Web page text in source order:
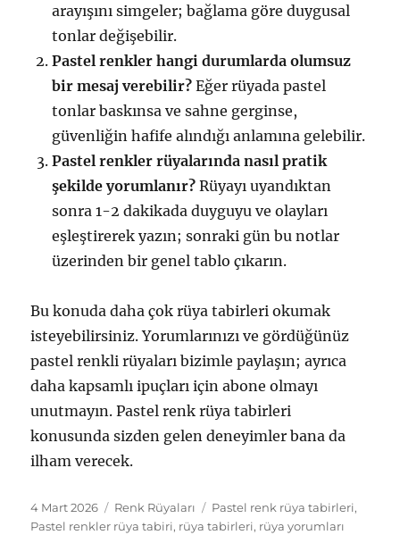
arayışını simgeler; bağlama göre duygusal
tonlar değişebilir.
Pastel renkler hangi durumlarda olumsuz
bir mesaj verebilir? Eğer rüyada pastel
tonlar baskınsa ve sahne gerginse,
güvenliğin hafife alındığı anlamına gelebilir.
Pastel renkler rüyalarında nasıl pratik
şekilde yorumlanır? Rüyayı uyandıktan
sonra 1-2 dakikada duyguyu ve olayları
eşleştirerek yazın; sonraki gün bu notlar
üzerinden bir genel tablo çıkarın.
Bu konuda daha çok rüya tabirleri okumak
isteyebilirsiniz. Yorumlarınızı ve gördüğünüz
pastel renkli rüyaları bizimle paylaşın; ayrıca
daha kapsamlı ipuçları için abone olmayı
unutmayın. Pastel renk rüya tabirleri
konusunda sizden gelen deneyimler bana da
ilham verecek.
Yayın
tarihi
4 Mart 2026 Kategoriler
Renk Rüyaları Etiketler
Pastel renk rüya tabirleri,
Pastel renkler rüya tabiri, rüya tabirleri, rüya yorumları